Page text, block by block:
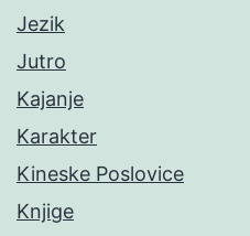
Jezik
Jutro
Kajanje
Karakter
Kineske Poslovice
Knjige